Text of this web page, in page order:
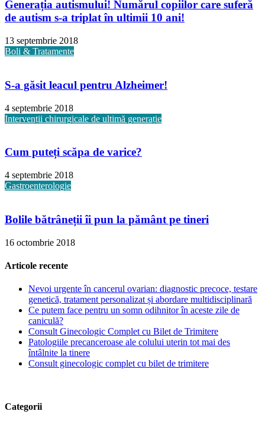
Generația autismului! Numărul copiilor care suferă
de autism s-a triplat în ultimii 10 ani!
13 septembrie 2018
Boli & Tratamente
S-a găsit leacul pentru Alzheimer!
4 septembrie 2018
Intervenții chirurgicale de ultimă generație
Cum puteți scăpa de varice?
4 septembrie 2018
Gastroenterologie
Bolile bătrâneții îi pun la pământ pe tineri
16 octombrie 2018
Articole recente
Nevoi urgente în cancerul ovarian: diagnostic precoce, testare
genetică, tratament personalizat și abordare multidisciplinară
Ce putem face pentru un somn odihnitor în aceste zile de
caniculă?
Consult Ginecologic Complet cu Bilet de Trimitere
Patologiile precanceroase ale colului uterin tot mai des
întâlnite la tinere
Consult ginecologic complet cu bilet de trimitere
Categorii